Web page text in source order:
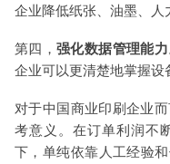
企业降低纸张、油墨、人
第四，强化数据管理能力
企业可以更清楚地掌握设
对于中国商业印刷企业
考意义。在订单利润不
下，单纯依靠人工经验